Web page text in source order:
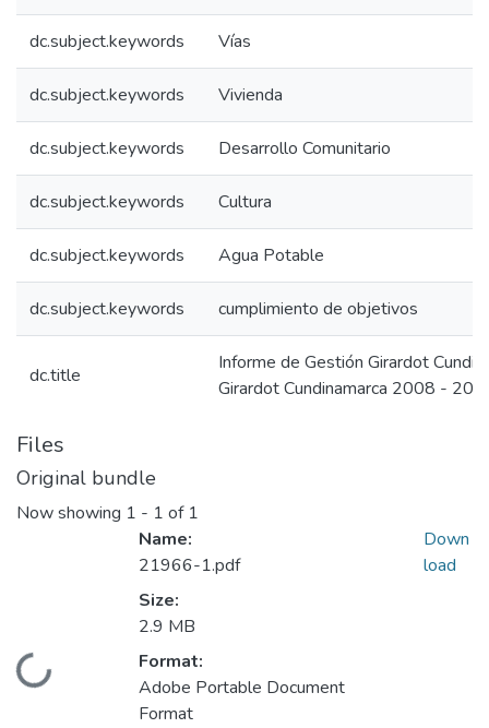
dc.subject.keywords Vías
dc.subject.keywords Vivienda
dc.subject.keywords Desarrollo Comunitario
dc.subject.keywords Cultura
dc.subject.keywords Agua Potable
dc.subject.keywords cumplimiento de objetivos
dc.title
Informe de Gestión Girardot
Girardot Cundinamarca 2008 -
Files
Original bundle
Now showing 1 - 1 of 1
Loading...
Name:
21966-1.pdf
Size:
2.9 MB
Format:
Adobe Portable Document
Format
Down
load